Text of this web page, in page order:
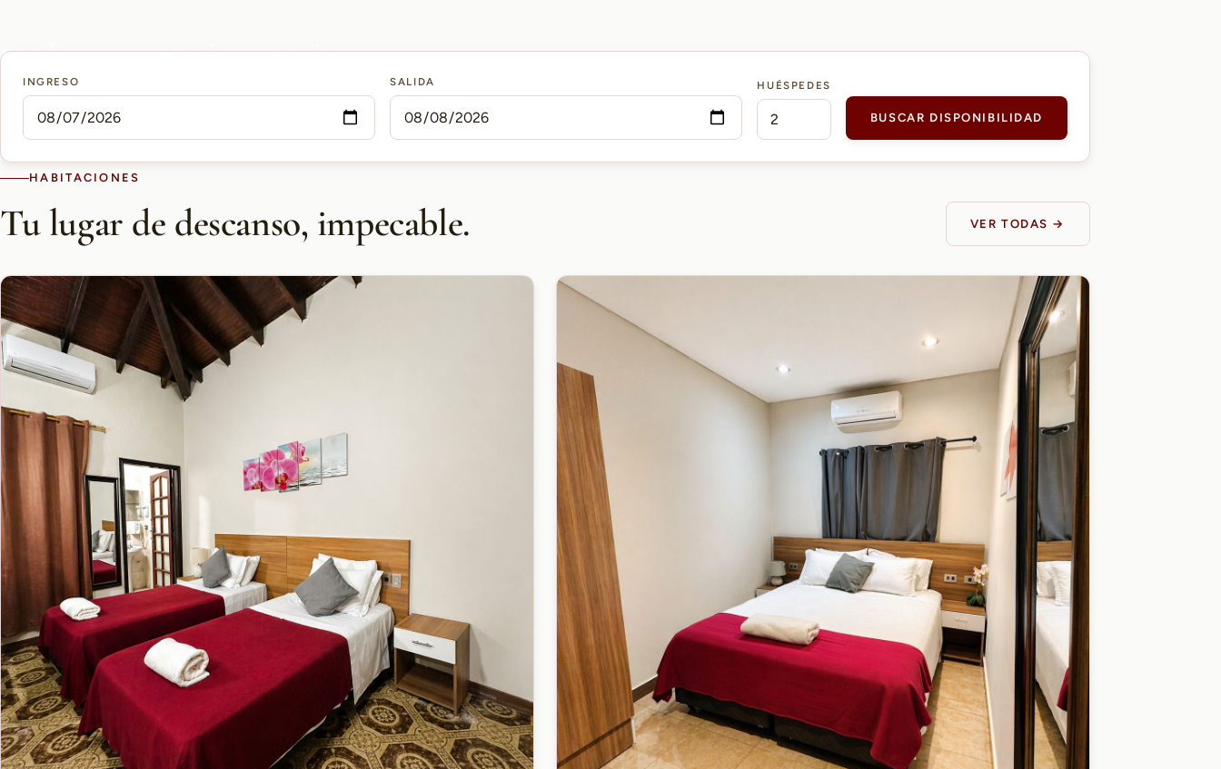
15 min
AEROPUERTO PETTIROSSI
10 min 5 min
SHOPPING DEL SOL
INGRESO SALIDA HUÉSPEDES
BUSCAR DISPONIBILIDAD
HABITACIONES
Tu lugar de descanso, impecable. VER TODAS →